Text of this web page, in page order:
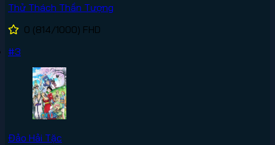
Thử Thách Thần Tượng
0 (814/1000) FHD
#3
Đảo Hải Tặc